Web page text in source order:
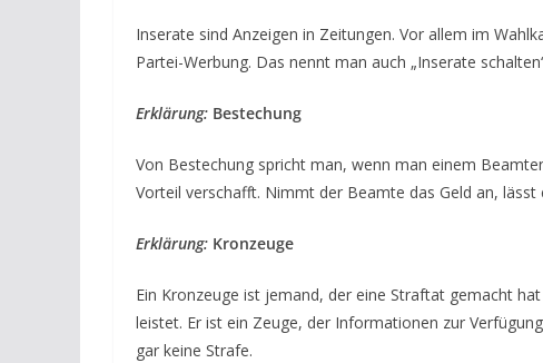
Inserate sind Anzeigen in Zeitungen. Vor allem im
Partei-Werbung. Das nennt man auch „Inserate
Erklärung: Bestechung
Von Bestechung spricht man, wenn man einem
Vorteil verschafft. Nimmt der Beamte das Geld an,
Erklärung: Kronzeuge
Ein Kronzeuge ist jemand, der eine Straftat gemacht
leistet. Er ist ein Zeuge, der Informationen zur
gar keine Strafe.